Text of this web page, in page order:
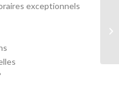
exceptionnels